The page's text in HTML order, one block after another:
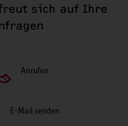
freut sich auf Ihre
Anrufen
E-Mail senden